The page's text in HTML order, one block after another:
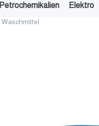
Petrochemikalien Elektro
Waschmittel